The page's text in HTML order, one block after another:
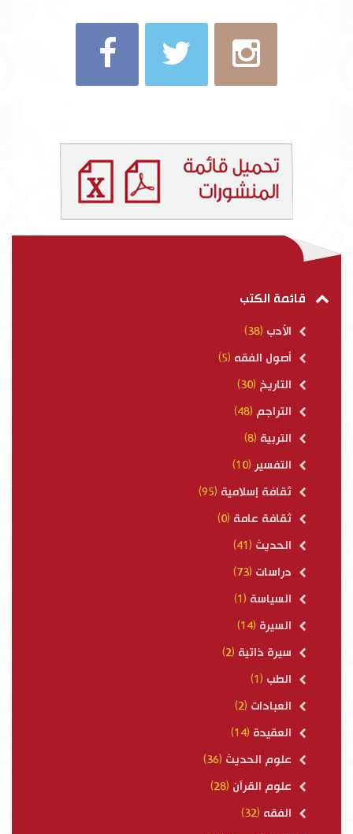
قائمة الكتب
الأدب (38)
أصول الفقه (5)
التاريخ (30)
التراجم (48)
التربية (8)
التفسير (10)
ثقافة إسلامية (95)
ثقافة عامة (0)
الحديث (41)
دراسات (73)
السياسة (1)
السيرة (14)
سيرة ذاتية (2)
الطب (1)
العبادات (2)
العقيدة (14)
علوم الحديث (36)
علوم القرآن (28)
الفقه (32)